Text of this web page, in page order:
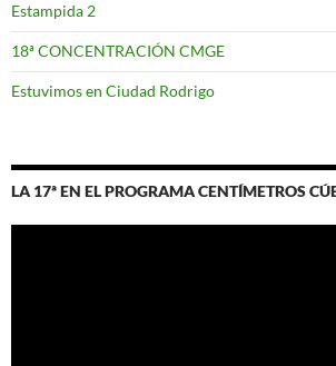
Estampida 2
18ª CONCENTRACIÓN CMGE
Estuvimos en Ciudad Rodrigo
LA 17ª EN EL PROGRAMA CENTÍMETROS